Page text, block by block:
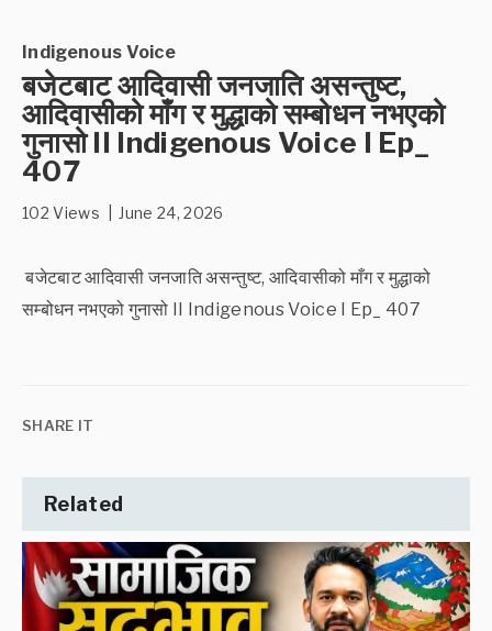
Indigenous Voice
बजेटबाट आदिवासी जनजाति असन्तुष्ट,
आदिवासीको माँग र मुद्धाको सम्बोधन नभएको
गुनासो II Indigenous Voice I Ep_
407
102 Views | June 24, 2026
बजेटबाट आदिवासी जनजाति असन्तुष्ट, आदिवासीको माँग र मुद्धाको
सम्बोधन नभएको गुनासो II Indigenous Voice I Ep_ 407
SHARE IT
Related